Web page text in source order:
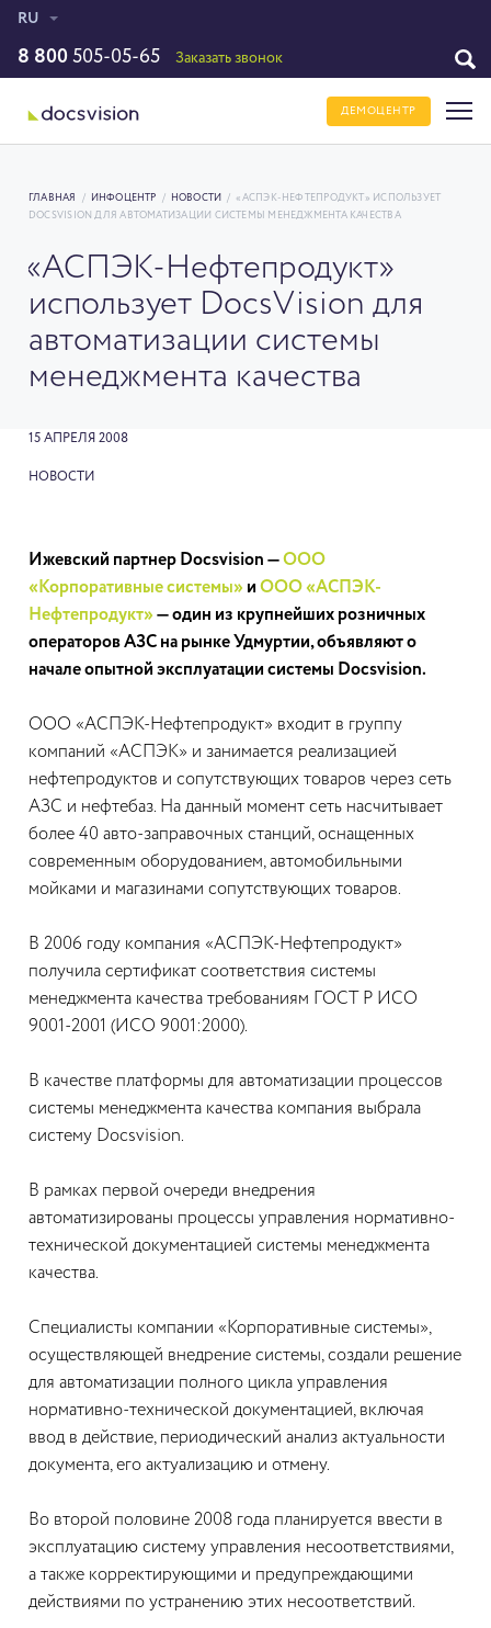
RU
8 800 505-05-65 Заказать звонок
ДЕМОЦЕНТР
ГЛАВНАЯ / ИНФОЦЕНТР / НОВОСТИ /
«АСПЭК-НЕФТЕПРОДУКТ» ИСПОЛЬЗУЕТ
DOCSVISION ДЛЯ АВТОМАТИЗАЦИИ СИСТЕМЫ МЕНЕДЖМЕНТА КАЧЕСТВА
«АСПЭК-Нефтепродукт»
использует DocsVision для
автоматизации системы
менеджмента качества
15 АПРЕЛЯ 2008
НОВОСТИ
Ижевский партнер Docsvision —ООО
«Корпоративные системы» и ООО «АСПЭК-
Нефтепродукт» — один из крупнейших розничных
операторов АЗС на рынке Удмуртии, объявляют о
начале опытной эксплуатации системы Docsvision.
ООО «АСПЭК-Нефтепродукт» входит в группу
компаний «АСПЭК» и занимается реализацией
нефтепродуктов и сопутствующих товаров через сеть
АЗС и нефтебаз. На данный момент сеть насчитывает
более 40 авто-заправочных станций, оснащенных
современным оборудованием, автомобильными
мойками и магазинами сопутствующих товаров.
В 2006 году компания «АСПЭК-Нефтепродукт»
получила сертификат соответствия системы
менеджмента качества требованиям ГОСТ Р ИСО
9001-2001 (ИСО 9001:2000).
В качестве платформы для автоматизации процессов
системы менеджмента качества компания выбрала
систему Docsvision.
В рамках первой очереди внедрения
автоматизированы процессы управления нормативно-
технической документацией системы менеджмента
качества.
Специалисты компании «Корпоративные системы»,
осуществляющей внедрение системы, создали решение
для автоматизации полного цикла управления
нормативно-технической документацией, включая
ввод в действие, периодический анализ актуальности
документа, его актуализацию и отмену.
Во второй половине 2008 года планируется ввести в
эксплуатацию систему управления несоответствиями,
а также корректирующими и предупреждающими
действиями по устранению этих несоответствий.